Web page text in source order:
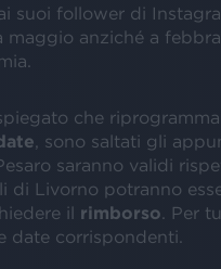
suoi follower di
maggio anziché a
che
, sono saltati gli
saranno validi
di Livorno potranno
il rimborso . Per
date corrispondenti.